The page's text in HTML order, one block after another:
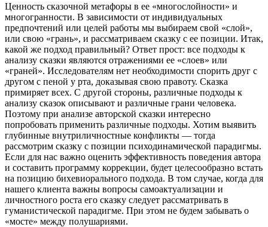
Ценность сказочной метафоры в ее «многослойности» и
многогранности. В зависимости от индивидуальных
предпочтений или целей работы мы выбираем свой «слой»,
или свою «грань», и рассматриваем сказку с ее позиции. Итак,
какой же подход правильный? Ответ прост: все подходы к
анализу сказки являются отражениями ее «слоев» или
«граней». Исследователям нет необходимости спорить друг с
другом с пеной у рта, доказывая свою правоту. Сказка
примиряет всех. С другой стороны, различные подходы к
анализу сказок описывают и различные грани человека.
Поэтому при анализе авторской сказки интересно
попробовать применить различные подходы. Хотим выявить
глубинные внутриличностные конфликты — тогда
рассмотрим сказку с позиции психодинамической парадигмы.
Если для нас важно оценить эффективность поведения автора
и составить программу коррекции, будет целесообразно встать
на позицию бихевиорального подхода. В том случае, когда для
нашего клиента важны вопросы самоактуализации и
личностного роста его сказку следует рассматривать в
гуманистической парадигме. При этом не будем забывать о
«мосте» между полушариями.